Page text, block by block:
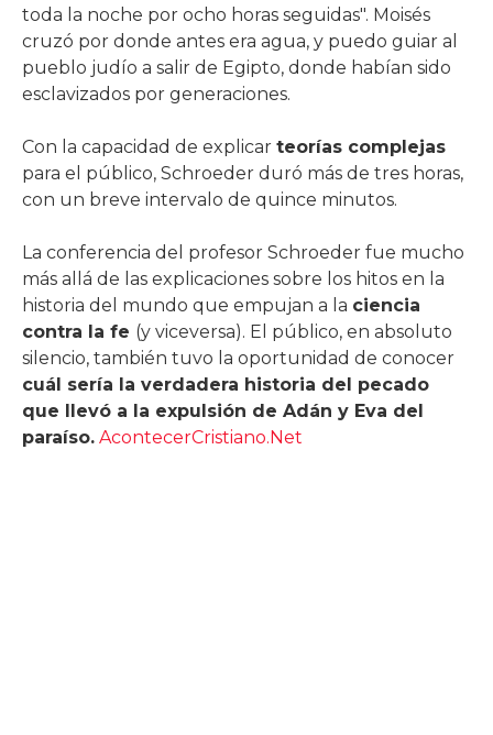
toda la noche por ocho horas seguidas". Moisés
cruzó por donde antes era agua, y puedo guiar al
pueblo judío a salir de Egipto, donde habían sido
esclavizados por generaciones.
Con la capacidad de explicar teorías complejas
para el público, Schroeder duró más de tres horas,
con un breve intervalo de quince minutos.
La conferencia del profesor Schroeder fue mucho
más allá de las explicaciones sobre los hitos en la
historia del mundo que empujan a la ciencia
contra la fe (y viceversa). El público, en absoluto
silencio, también tuvo la oportunidad de conocer
cuál sería la verdadera historia del pecado
que llevó a la expulsión de Adán y Eva del
paraíso. AcontecerCristiano.Net